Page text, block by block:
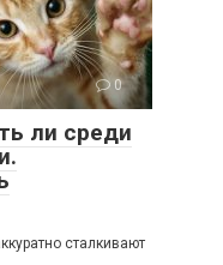
0
ли среди
сталкивают